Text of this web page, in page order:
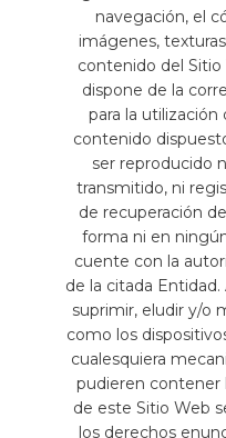
navegación, el
imágenes,
contenido del Sitio
dispone de la
para la utilización
contenido
ser reproducido
transmitido, ni
de recuperación
forma ni en
cuente con la
de la citada
suprimir, eludir y/o
como los
cualesquiera
pudieren contener
de este Sitio Web
los derechos